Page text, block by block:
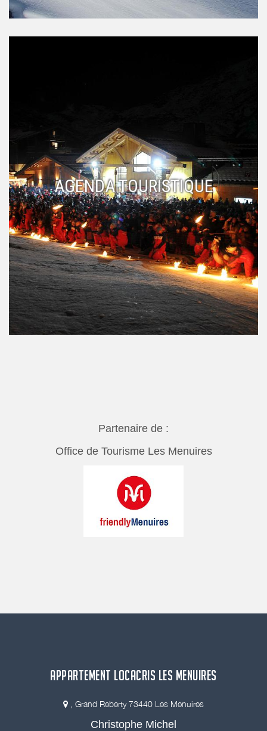
AGENDA TOURISTIQUE
Partenaire de :
Office de Tourisme Les Menuires
APPARTEMENT LOCACRIS LES MENUIRES
, Grand Reberty 73440 Les Menuires
Christophe Michel